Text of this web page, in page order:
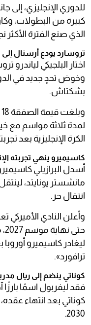
للدوري الإنجليزي، إلى
كبيرة من البطولات،
الذي صنع الفترة الأكثر
تروسارد يودع أرسنال
اختار البلجيكي لياندرو
وخوض تحدٍ جديد في
بشكتاش.
لمدة ثلاثة مواسم مع
الكرة الإنجليزية بعد
كاسيميرو ينهي تجربته
أسدل البرازيلي
مانشستر يونايتد،
انتقال حر.
وأعلن النادي الأميركي
ليغادر كاسيميرو أوروبا
ترافورد».
كوناتي ينضم إلى ريال
فقد ليفربول اسمًا بارزًا
كوناتي بعد انتهاء
2030.